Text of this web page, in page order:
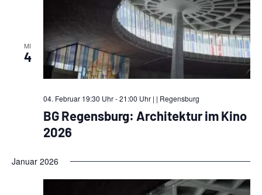
MI
4
04. Februar 19:30 Uhr - 21:00 Uhr | | Regensburg
BG Regensburg: Architektur im Kino
2026
Januar 2026